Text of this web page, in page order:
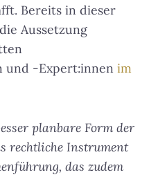
Bereits in dieser
Aussetzung
und -Expert:innen im
planbare Form der
rechtliche Instrument
das zudem